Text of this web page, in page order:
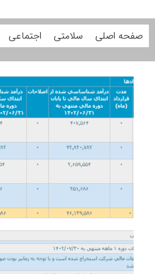
صفحه اصلی سلامتی اجتماعی